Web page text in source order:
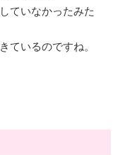
ていなかったみた
ているのですね。